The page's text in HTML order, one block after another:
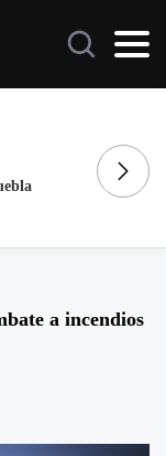
a incendios